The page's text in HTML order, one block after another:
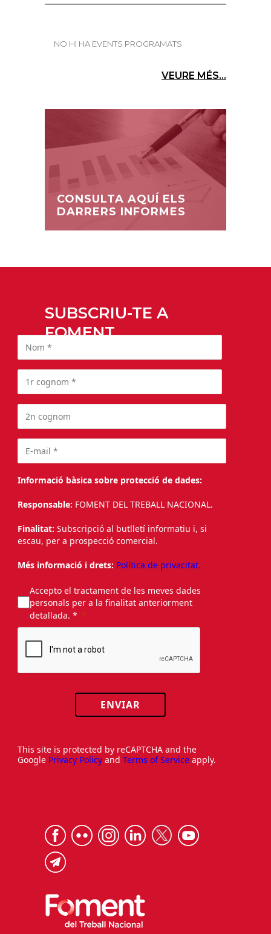
NO HI HA EVENTS PROGRAMATS
VEURE MÉS...
CONSULTA AQUÍ ELS
DARRERS INFORMES
SUBSCRIU-TE A
FOMENT
Informació bàsica sobre protecció de dades:
Responsable: FOMENT DEL TREBALL NACIONAL.
Finalitat: Subscripció al butlletí informatiu i, si
escau, per a prospecció comercial.
Més informació i drets: Política de privacitat.
Accepto el tractament de les meves dades
personals per a la finalitat anteriorment
detallada. *
ENVIAR
This site is protected by reCAPTCHA and the
Google Privacy Policy and Terms of Service apply.